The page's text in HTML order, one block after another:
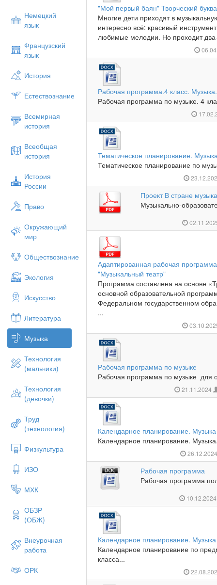
Немецкий
язык
Французский
язык
История
Естествознание
Всемирная
история
Всеобщая
история
История
России
Право
Окружающий
мир
Обществознание
Экология
Искусство
Литература
Музыка
Технология
(мальчики)
Технология
(девочки)
Труд
(технология)
Физкультура
ИЗО
МХК
ОБЗР
(ОБЖ)
Внеурочная
работа
ОРК
"Мой первый баян" Творческий
Многие дети приходят в
интересно всё: красивый
любимые мелодии. Но проходит
Рабочая программа.4 класс. Музыка.
Рабочая программа по музыке. 4
Тематическое планирование.
Тематическое планирование по
Проект В стране
Музыкально-
Адаптированная рабочая
"Музыкальный театр"
Программа составлена на основе
основной образовательной
Федеральном государственном
...
Рабочая программа по музыке
Рабочая программа по музыке для
21.11.2024
Календарное планирование. Музыка
Календарное планирование.
Рабочая программа
Рабочая программа
Календарное планирование. Музыка
Календарное планирование по
класса...